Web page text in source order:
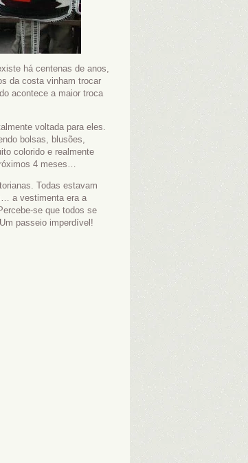
há centenas de anos,
da costa vinham trocar
acontece a maior troca
voltada para eles.
bolsas, blusões,
colorido e realmente
4 meses…
Todas estavam
a vestimenta era a
se que todos se
passeio imperdível!